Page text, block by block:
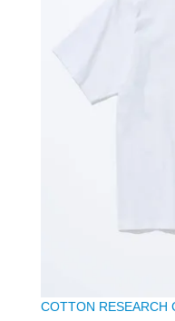
COTTON RESEARCH